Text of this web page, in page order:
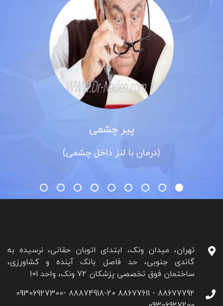
(درمان با لنز داخل چشمی)
تهران، میدان ونک، ابتدای اتوبان حقانی، نرسیده به
گاندی جنوبی، حد فاصل بانک آینده و کشاورزی،
ساختمان فوق تخصصی پزشکان 72 ونک، واحد 101
88677792 - 88677611 88874918-20 09306927300-